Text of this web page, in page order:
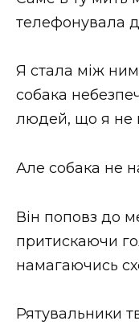
телефонувала
Я стала між
собака
людей, що я не
Але собака не
Він поповз до
притискаючи
намагаючись
Рятувальники